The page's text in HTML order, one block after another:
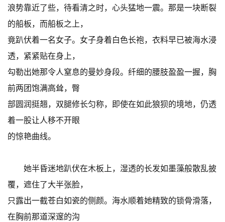
浪势靠近了些，待看清之时，心头猛地一震。那是一块断裂
的船板，而船板之上，
竟趴伏着一名女子。女子身着白色长袍，衣料早已被海水浸
透，紧紧贴在身上，
勾勒出她那令人窒息的曼妙身段。纤细的腰肢盈盈一握，胸
前两团饱满高耸，臀
部圆润挺翘，双腿修长匀称，即使在如此狼狈的境地，仍透
着一股让人移不开眼
的惊艳曲线。
她半昏迷地趴伏在木板上，湿透的长发如墨藻般散乱披
覆，遮住了大半张脸，
只露出一截苍白如瓷的侧颜。海水顺着她精致的锁骨滑落，
在胸前那道深邃的沟